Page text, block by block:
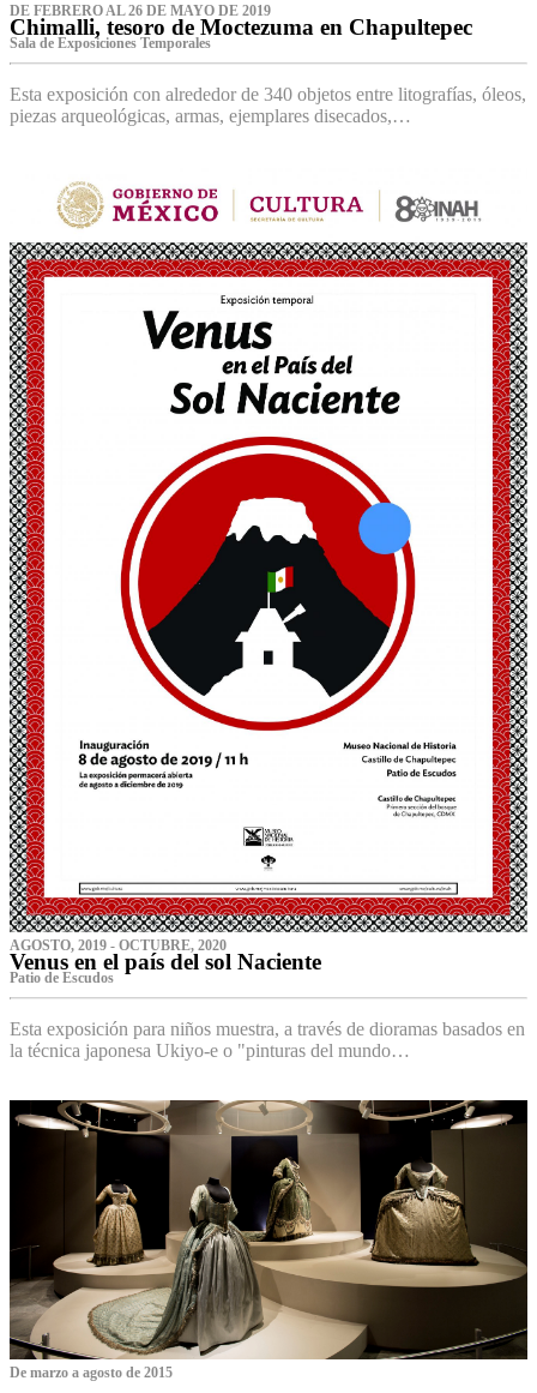
DE FEBRERO AL 26 DE MAYO DE 2019
Chimalli, tesoro de Moctezuma en Chapultepec
Sala de Exposiciones Temporales
Esta exposición con alrededor de 340 objetos entre litografías, óleos,
piezas arqueológicas, armas, ejemplares disecados,…
AGOSTO, 2019 - OCTUBRE, 2020
Venus en el país del sol Naciente
P‌atio de Escudos
Esta exposición para niños muestra, a través de dioramas basados en
la técnica japonesa Ukiyo-e o "pinturas del mundo…
De marzo a agosto de 2015